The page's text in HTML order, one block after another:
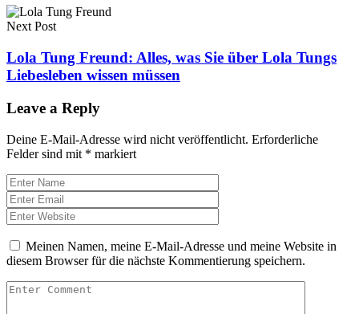
Next Post
Lola Tung Freund: Alles, was Sie über Lola Tungs
Liebesleben wissen müssen
Leave a Reply
Deine E-Mail-Adresse wird nicht veröffentlicht. Erforderliche
Felder sind mit * markiert
Meinen Namen, meine E-Mail-Adresse und meine Website in
diesem Browser für die nächste Kommentierung speichern.